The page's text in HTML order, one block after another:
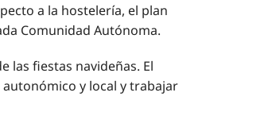
a la hostelería, el plan
Comunidad Autónoma.
las fiestas navideñas. El
y local y trabajar